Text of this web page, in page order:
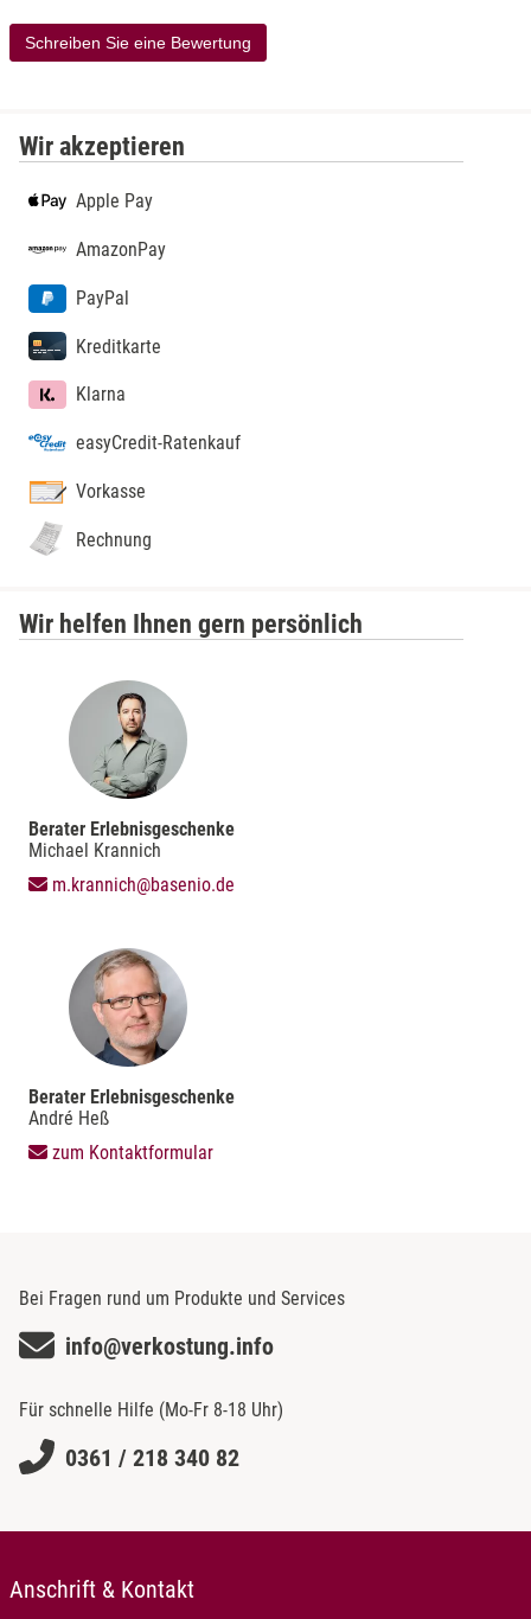
Schreiben Sie eine Bewertung
Wir akzeptieren
Apple Pay
AmazonPay
PayPal
Kreditkarte
Klarna
easyCredit-Ratenkauf
Vorkasse
Rechnung
Wir helfen Ihnen gern persönlich
Berater Erlebnisgeschenke
Michael Krannich
m.krannich@basenio.de
Berater Erlebnisgeschenke
André Heß
zum Kontaktformular
Bei Fragen rund um Produkte und Services
info@verkostung.info
Für schnelle Hilfe (Mo-Fr 8-18 Uhr)
0361 / 218 340 82
Anschrift & Kontakt